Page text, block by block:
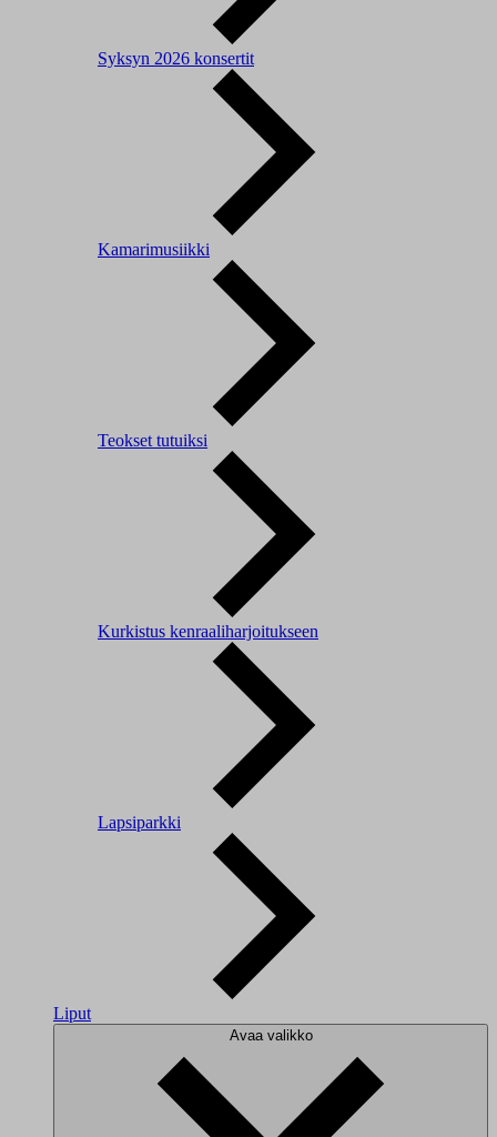
Syksyn 2026 konsertit
Kamarimusiikki
Teokset tutuiksi
Kurkistus kenraaliharjoitukseen
Lapsiparkki
Liput
Avaa valikko